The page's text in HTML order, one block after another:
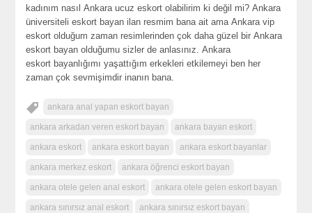
kadınım nasılAnkara ucuz eskort olabilirim ki değil mi?Ankara
üniversiteli eskort bayan ilan resmim bana ait amaAnkara vip
eskort olduğum zaman resimlerinden çok daha güzel birAnkara
eskort bayan olduğumu sizler de anlasınız.Ankara
eskort bayanlığımı yaşattığım erkekleri etkilemeyi ben her
zaman çok sevmişimdir inanın bana.
ankara anal yapan eskort bayan
ankara arkadan veren eskort bayan ankara bayan eskort
ankara eskort ankara eskort bayan ankara eskort bayanlar
ankara merkez eskort ankara öğrenci eskort bayan
ankara otele gelen anal eskort ankara otele gelen eskort bayan
ankara sınırsız anal eskort ankara sınırsız eskort bayan